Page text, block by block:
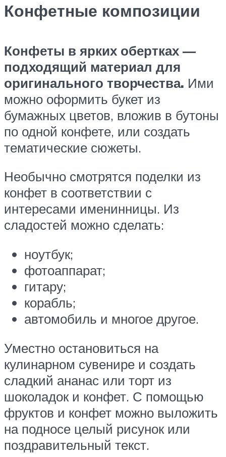
Конфетные композиции
Конфеты в ярких обертках —
подходящий материал для
оригинального творчества. Ими
можно оформить букет из
бумажных цветов, вложив в бутоны
по одной конфете, или создать
тематические сюжеты.
Необычно смотрятся поделки из
конфет в соответствии с
интересами именинницы. Из
сладостей можно сделать:
ноутбук;
фотоаппарат;
гитару;
корабль;
автомобиль и многое другое.
Уместно остановиться на
кулинарном сувенире и создать
сладкий ананас или торт из
шоколадок и конфет. С помощью
фруктов и конфет можно выложить
на подносе целый рисунок или
поздравительный текст.